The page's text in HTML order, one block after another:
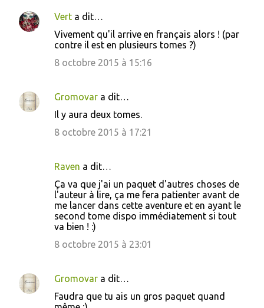
C
e
n
Vert a dit…
Vivement qu'il arrive en français alors ! (par
contre il est en plusieurs tomes ?)
8 octobre 2015 à 15:16
Gromovar a dit…
Il y aura deux tomes.
8 octobre 2015 à 17:21
Raven a dit…
Ça va que j'ai un paquet d'autres choses de
l'auteur à lire, ça me fera patienter avant de
me lancer dans cette aventure et en ayant le
second tome dispo immédiatement si tout
va bien ! :)
8 octobre 2015 à 23:01
Gromovar a dit…
Faudra que tu ais un gros paquet quand